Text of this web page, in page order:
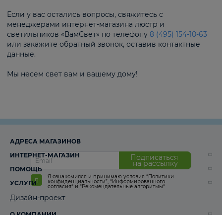
Если у вас остались вопросы, свяжитесь с
менеджерами интернет-магазина люстр и
светильников «ВамСвет» по телефону 8 (495) 154-10-63
или закажите обратный звонок, оставив контактные
данные.
Мы несем свет вам и вашему дому!
Подписаться
на рассылку
Я ознакомился и принимаю условия “Политики
конфиденциальности”, “Информированного
согласия“ и “Рекомендательные алгоритмы“
АДРЕСА МАГАЗИНОВ
ИНТЕРНЕТ-МАГАЗИН
ПОМОЩЬ
УСЛУГИ
Дизайн-проект